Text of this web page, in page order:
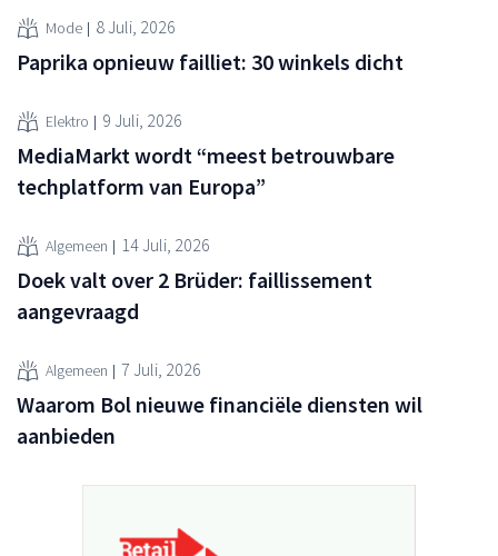
Mode 8 Juli, 2026
Paprika opnieuw failliet: 30 winkels dicht
Elektro 9 Juli, 2026
MediaMarkt wordt “meest betrouwbare
techplatform van Europa”
Algemeen 14 Juli, 2026
Doek valt over 2 Brüder: faillissement
aangevraagd
Algemeen 7 Juli, 2026
Waarom Bol nieuwe financiële diensten wil
aanbieden